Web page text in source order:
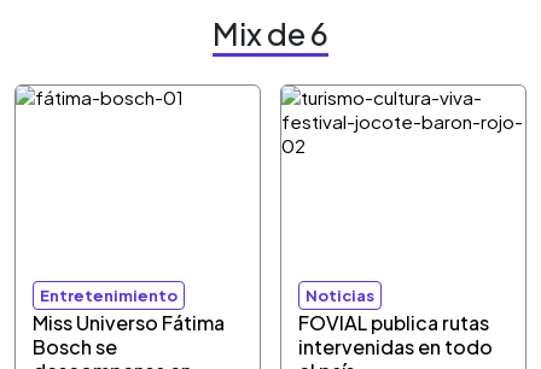
Mix de 6
Entretenimiento
Miss Universo Fátima
Bosch se
Noticias
FOVIAL publica rutas
intervenidas en todo